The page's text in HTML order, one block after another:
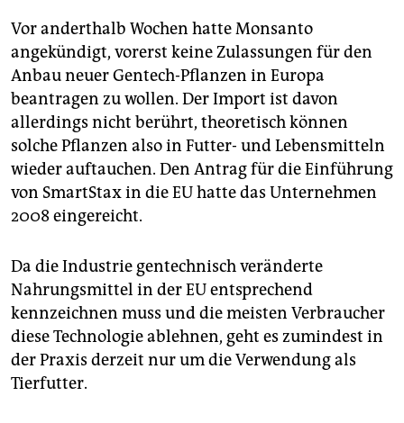
Vor anderthalb Wochen hatte Monsanto
angekündigt, vorerst keine Zulassungen für den
Anbau neuer Gentech-Pflanzen in Europa
beantragen zu wollen. Der Import ist davon
allerdings nicht berührt, theoretisch können
solche Pflanzen also in Futter- und Lebensmitteln
wieder auftauchen. Den Antrag für die Einführung
von SmartStax in die EU hatte das Unternehmen
2008 eingereicht.
Da die Industrie gentechnisch veränderte
Nahrungsmittel in der EU entsprechend
kennzeichnen muss und die meisten Verbraucher
diese Technologie ablehnen, geht es zumindest in
der Praxis derzeit nur um die Verwendung als
Tierfutter.